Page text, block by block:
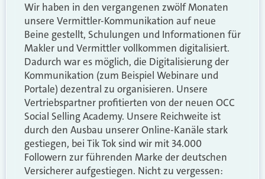
Wir haben in den vergangenen zwölf Monaten
unsere Vermittler-Kommunikation auf neue
Beine gestellt, Schulungen und Informationen für
Makler und Vermittler vollkommen digitalisiert.
Dadurch war es möglich, die Digitalisierung der
Kommunikation (zum Beispiel Webinare und
Portale) dezentral zu organisieren. Unsere
Vertriebspartner profitierten von der neuen OCC
Social Selling Academy. Unsere Reichweite ist
durch den Ausbau unserer Online-Kanäle stark
gestiegen, bei Tik Tok sind wir mit 34.000
Followern zur führenden Marke der deutschen
Versicherer aufgestiegen. Nicht zu vergessen: